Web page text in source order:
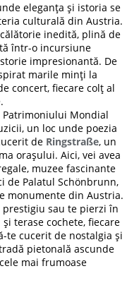
eleganța și istoria se
culturală din Austria.
inedită, plină de
într-o incursiune
impresionantă. De
marile minți la
concert, fiecare colț al
Patrimoniului Mondial
un loc unde poezia
de Ringstraße, un
orașului. Aici, vei avea
muzee fascinante
de Palatul Schönbrunn,
monumente din Austria.
sau te pierzi în
terase cochete, fiecare
te cucerit de nostalgia și
pietonală ascunde
mai frumoase